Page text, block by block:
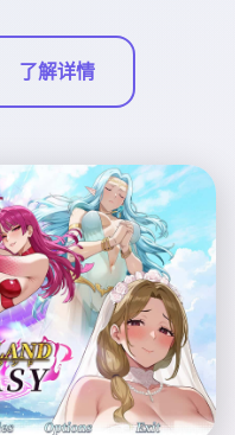
了解详情